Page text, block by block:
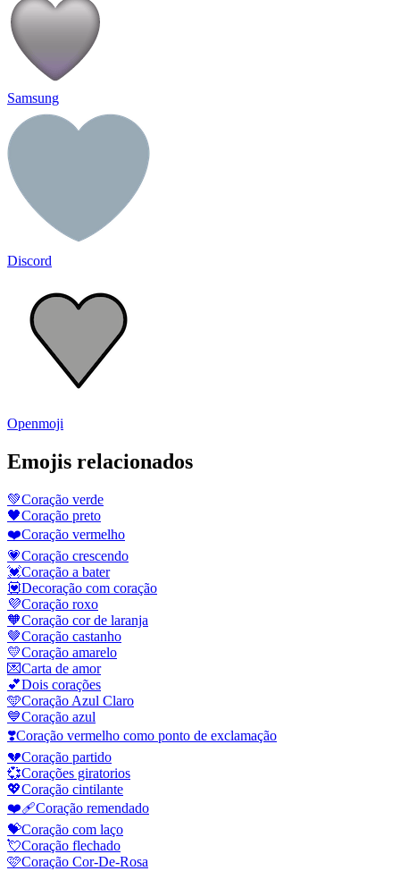
Samsung
Discord
Openmoji
Emojis relacionados
💚Coração verde
🖤Coração preto
❤️Coração vermelho
💗Coração crescendo
💓Coração a bater
💟Decoração com coração
💜Coração roxo
🧡Coração cor de laranja
🤎Coração castanho
💛Coração amarelo
💌Carta de amor
💕Dois corações
🩵Coração Azul Claro
💙Coração azul
❣️Coração vermelho como ponto de exclamação
💔Coração partido
💞Corações giratorios
💖Coração cintilante
❤️‍🩹Сoração remendado
💝Coração com laço
💘Coração flechado
🩷Coração Cor-De-Rosa